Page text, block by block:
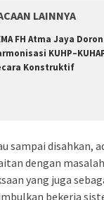
LAINNYA
FH Atma Jaya
Konstruktif
sampai disahkan,
dengan
yang juga
bekerja